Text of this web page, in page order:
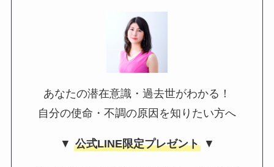
あなたの潜在意識・過去世がわかる！
自分の使命・不調の原因を知りたい方へ
▼ 公式LINE限定プレゼント▼